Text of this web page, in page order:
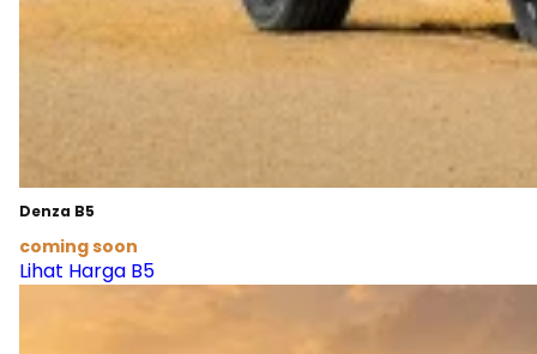
Denza B5
coming soon
Lihat Harga B5